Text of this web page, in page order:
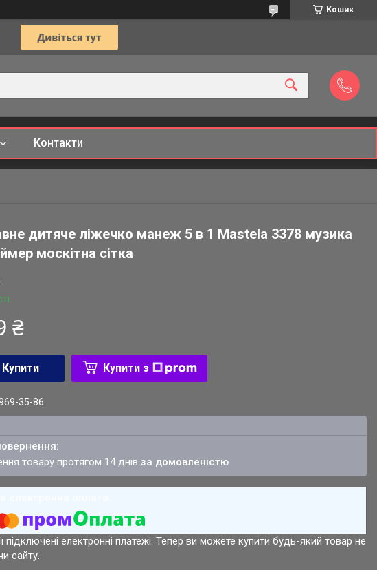
Кошик
Контакти
дитяче ліжечко манеж 5 в 1 Mastela 3378 музика
москітна сітка
₴
Купити Купити з
35-86
товару протягом 14 днівза домовленістю
підключені електронні платежі. Тепер ви можете купити будь-який товар не
сайту.